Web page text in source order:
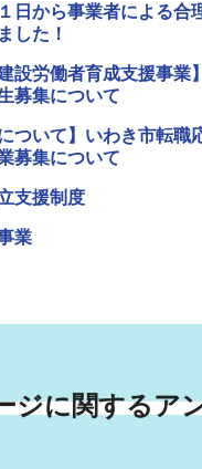
日から事業者による合
した！
設労働者育成支援事業
募集について
ついて】いわき市転職
募集について
支援制度
業
ジに関するア